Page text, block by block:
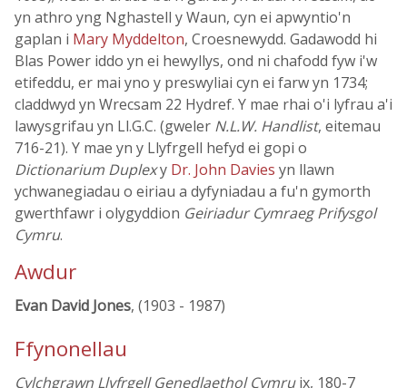
yn athro yng Nghastell y Waun, cyn ei apwyntio'n
gaplan i Mary Myddelton, Croesnewydd. Gadawodd hi
Blas Power iddo yn ei hewyllys, ond ni chafodd fyw i'w
etifeddu, er mai yno y preswyliai cyn ei farw yn 1734;
claddwyd yn Wrecsam 22 Hydref. Y mae rhai o'i lyfrau a'i
lawysgrifau yn Ll.G.C. (gweler N.L.W. Handlist, eitemau
716-21). Y mae yn y Llyfrgell hefyd ei gopi o
Dictionarium Duplexy Dr. John Davies yn llawn
ychwanegiadau o eiriau a dyfyniadau a fu'n gymorth
gwerthfawr i olygyddion Geiriadur Cymraeg Prifysgol
Cymru.
Awdur
Evan David Jones, (1903 - 1987)
Ffynonellau
Cylchgrawn Llyfrgell Genedlaethol Cymruix, 180-7